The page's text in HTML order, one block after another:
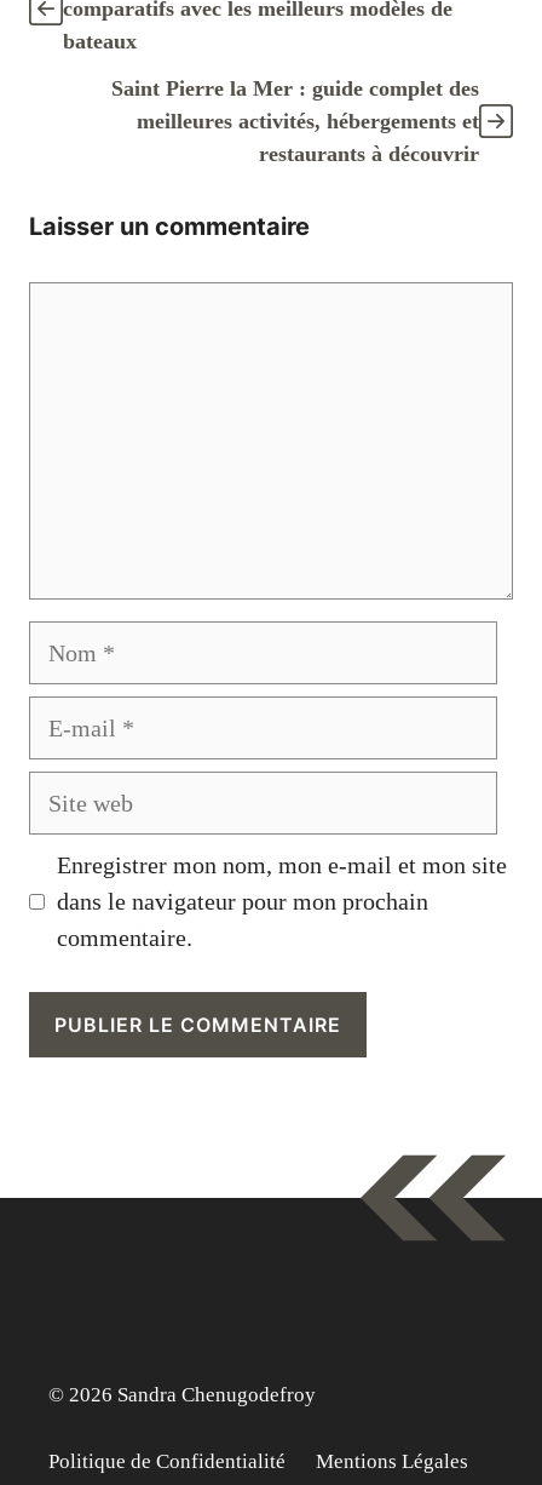
comparatifs avec les meilleurs modèles de
bateaux
Saint Pierre la Mer : guide complet des
meilleures activités, hébergements et
restaurants à découvrir
Laisser un commentaire
Enregistrer mon nom, mon e-mail et mon site
dans le navigateur pour mon prochain
commentaire.
© 2026 Sandra Chenugodefroy
Politique de Confidentialité Mentions Légales